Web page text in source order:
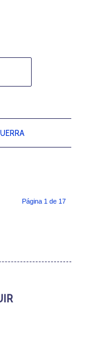
Página 1 de 17